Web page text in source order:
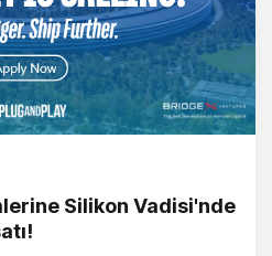
Silikon Vadisi'nde